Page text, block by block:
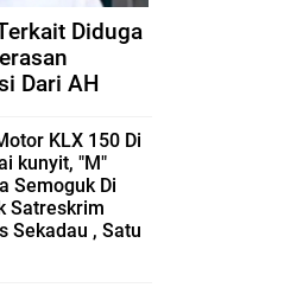
Diduga
Dari AH
KLX 150 Di
kunyit, "M"
Semoguk Di
Satreskrim
Sekadau , Satu